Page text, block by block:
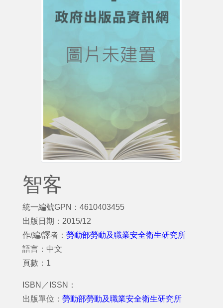
智客
統一編號GPN：4610403455
出版日期：2015/12
作/編/譯者： 勞動部勞動及職業安全衛生研究所
語言：中文
頁數：1
ISBN／ISSN：
出版單位： 勞動部勞動及職業安全衛生研究所